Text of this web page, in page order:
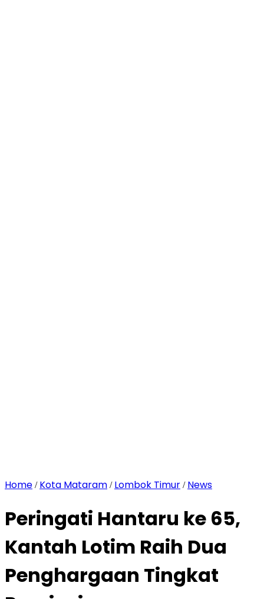
Home / Kota Mataram / Lombok Timur / News
Peringati Hantaru ke 65,
Kantah Lotim Raih Dua
Penghargaan Tingkat